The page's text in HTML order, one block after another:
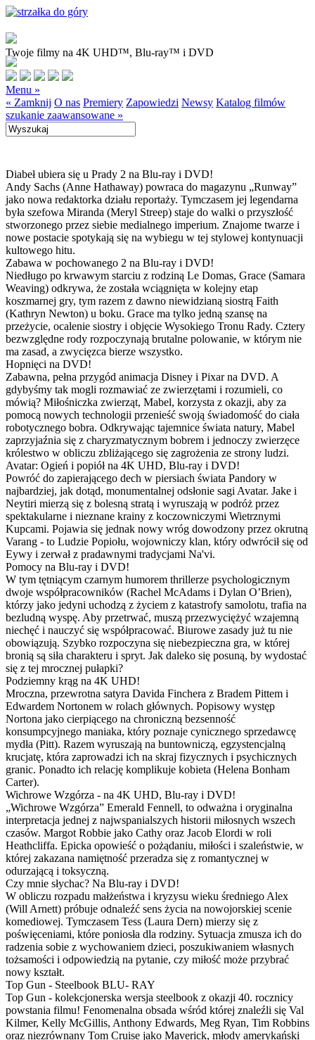
Twoje filmy na 4K UHD™, Blu-ray™ i DVD
Menu »
« Zamknij O nas Premiery Zapowiedzi Newsy Katalog filmów
szukanie zaawansowane »
Diabeł ubiera się u Prady 2 na Blu-ray i DVD!
Andy Sachs (Anne Hathaway) powraca do magazynu „Runway”
jako nowa redaktorka działu reportaży. Tymczasem jej legendarna
była szefowa Miranda (Meryl Streep) staje do walki o przyszłość
stworzonego przez siebie medialnego imperium. Znajome twarze i
nowe postacie spotykają się na wybiegu w tej stylowej kontynuacji
kultowego hitu.
Zabawa w pochowanego 2 na Blu-ray i DVD!
Niedługo po krwawym starciu z rodziną Le Domas, Grace (Samara
Weaving) odkrywa, że została wciągnięta w kolejny etap
koszmarnej gry, tym razem z dawno niewidzianą siostrą Faith
(Kathryn Newton) u boku. Grace ma tylko jedną szansę na
przeżycie, ocalenie siostry i objęcie Wysokiego Tronu Rady. Cztery
bezwzględne rody rozpoczynają brutalne polowanie, w którym nie
ma zasad, a zwycięzca bierze wszystko.
Hopnięci na DVD!
Zabawna, pełna przygód animacja Disney i Pixar na DVD. A
gdybyśmy tak mogli rozmawiać ze zwierzętami i rozumieli, co
mówią? Miłośniczka zwierząt, Mabel, korzysta z okazji, aby za
pomocą nowych technologii przenieść swoją świadomość do ciała
robotycznego bobra. Odkrywając tajemnice świata natury, Mabel
zaprzyjaźnia się z charyzmatycznym bobrem i jednoczy zwierzęce
królestwo w obliczu zbliżającego się zagrożenia ze strony ludzi.
Avatar: Ogień i popiół na 4K UHD, Blu-ray i DVD!
Powróć do zapierającego dech w piersiach świata Pandory w
najbardziej, jak dotąd, monumentalnej odsłonie sagi Avatar. Jake i
Neytiri mierzą się z bolesną stratą i wyruszają w podróż przez
spektakularne i nieznane krainy z koczowniczymi Wietrznymi
Kupcami. Pojawia się jednak nowy wróg dowodzony przez okrutną
Varang - to Ludzie Popiołu, wojowniczy klan, który odwrócił się od
Eywy i zerwał z pradawnymi tradycjami Na'vi.
Pomocy na Blu-ray i DVD!
W tym tętniącym czarnym humorem thrillerze psychologicznym
dwoje współpracowników (Rachel McAdams i Dylan O’Brien),
którzy jako jedyni uchodzą z życiem z katastrofy samolotu, trafia na
bezludną wyspę. Aby przetrwać, muszą przezwyciężyć wzajemną
niechęć i nauczyć się współpracować. Biurowe zasady już tu nie
obowiązują. Szybko rozpoczyna się niebezpieczna gra, w której
bronią są siła charakteru i spryt. Jak daleko się posuną, by wydostać
się z tej mrocznej pułapki?
Podziemny krąg na 4K UHD!
Mroczna, przewrotna satyra Davida Finchera z Bradem Pittem i
Edwardem Nortonem w rolach głównych. Popisowy występ
Nortona jako cierpiącego na chroniczną bezsenność
konsumpcyjnego maniaka, który poznaje cynicznego sprzedawcę
mydła (Pitt). Razem wyruszają na buntowniczą, egzystencjalną
krucjatę, która zaprowadzi ich na skraj fizycznych i psychicznych
granic. Ponadto ich relację komplikuje kobieta (Helena Bonham
Carter).
Wichrowe Wzgórza - na 4K UHD, Blu-ray i DVD!
„Wichrowe Wzgórza” Emerald Fennell, to odważna i oryginalna
interpretacja jednej z najwspanialszych historii miłosnych wszech
czasów. Margot Robbie jako Cathy oraz Jacob Elordi w roli
Heathcliffa. Epicka opowieść o pożądaniu, miłości i szaleństwie, w
której zakazana namiętność przeradza się z romantycznej w
odurzającą i toksyczną.
Czy mnie słychac? Na Blu-ray i DVD!
W obliczu rozpadu małżeństwa i kryzysu wieku średniego Alex
(Will Arnett) próbuje odnaleźć sens życia na nowojorskiej scenie
komediowej. Tymczasem Tess (Laura Dern) mierzy się z
poświęceniami, które poniosła dla rodziny. Sytuacja zmusza ich do
radzenia sobie z wychowaniem dzieci, poszukiwaniem własnych
tożsamości i odpowiedzią na pytanie, czy miłość może przybrać
nowy kształt.
Top Gun - Steelbook BLU- RAY
Top Gun - kolekcjonerska wersja steelbook z okazji 40. rocznicy
powstania filmu! Fenomenalna obsada wśród której znaleźli się Val
Kilmer, Kelly McGillis, Anthony Edwards, Meg Ryan, Tim Robbins
oraz niezrównany Tom Cruise jako Maverick, młody amerykański